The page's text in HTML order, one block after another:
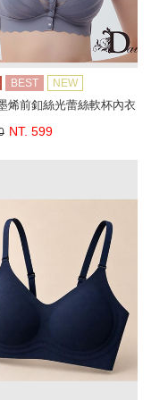
BEST NEW
烯前釦絲光蕾絲軟杯內衣
NT. 599